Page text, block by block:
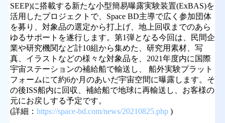
SEEP)に搭載する新たな小型簡易曝露実験装置(ExBAS)を
活用したプロジェクトで、Space BD主導で広く参加団体
を募り、対象品の選定から打上げ、地上回収までのあら
ゆるサポートを遂行します。第1弾となる今回は、民間企
業や研究機関など計10組から集めた、研究用素材、写
真、イラストなどの様々な対象品を、2021年度内に国際
宇宙ステーションの補給船で輸送し、 船外実験プラット
フォームにて約6か月のあいだ宇宙空間に曝露します。そ
の後ISS船内に回収、補給船で地球に再輸送し、お客様の
元にお戻しする予定です。
(詳細： https://space-bd.com/news/20210825.php )